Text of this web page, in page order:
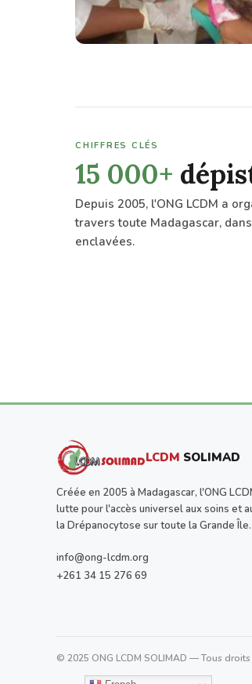
CHIFFRES CLÉS
15 000+
Depuis 2005, l'ONG LCDM a
travers toute Madagascar,
enclavées.
LCDM SOLIMAD
Créée en 2005 à Madagascar, l'ONG
lutte pour l'accès universel aux soins et
la Drépanocytose sur toute la Grande Île.
info@ong-lcdm.org
+261 34 15 276 69
© 2025 ONG LCDM SOLIMAD — Tous droits